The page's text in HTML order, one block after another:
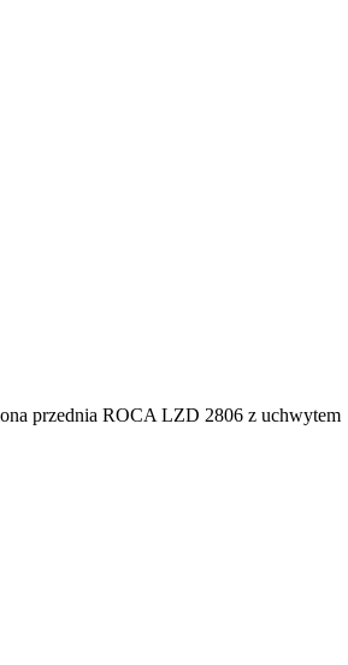
przednia ROCA LZD 2806 z uchwytem